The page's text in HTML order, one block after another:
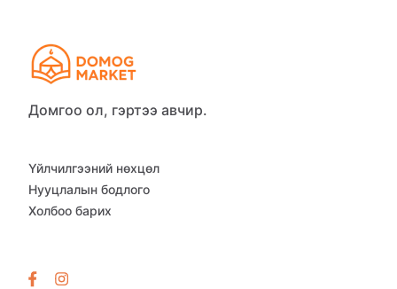
Домгоо ол, гэртээ авчир.
Үйлчилгээний нөхцөл
Нууцлалын бодлого
Холбоо барих